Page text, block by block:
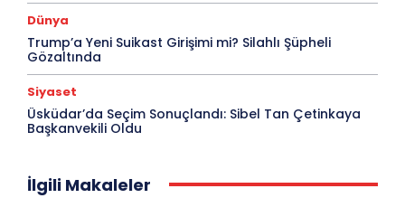
Dünya
Trump’a Yeni Suikast Girişimi mi? Silahlı Şüpheli
Gözaltında
Siyaset
Üsküdar’da Seçim Sonuçlandı: Sibel Tan Çetinkaya
Başkanvekili Oldu
İlgili Makaleler